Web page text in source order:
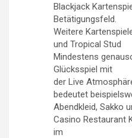
Blackjack
Betätigungsfeld.
Weitere
und Tropical Stud
Mindestens
Glücksspiel mit
der Live
bedeutet
Abendkleid, Sakko
Casino Restaurant
im